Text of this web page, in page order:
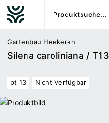
Gartenbau Heekeren
Silena caroliniana / T13
pt 13 Nicht Verfügbar